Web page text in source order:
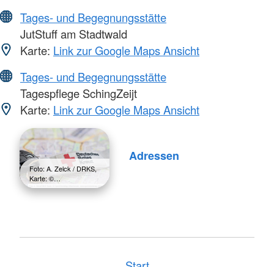
Tages- und Begegnungsstätte
JutStuff am Stadtwald
Karte: Link zur Google Maps Ansicht
Tages- und Begegnungsstätte
Tagespflege SchingZeijt
Karte: Link zur Google Maps Ansicht
Foto: A. Zelck / DRKS,
Karte: ©…
Adressen